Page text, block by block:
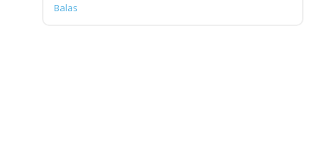
Balas